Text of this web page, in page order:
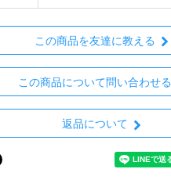
この商品を友達に教える
この商品について問い合わせる
返品について